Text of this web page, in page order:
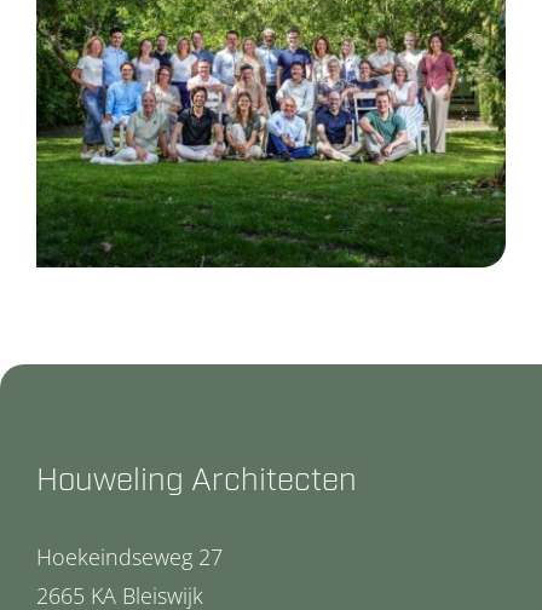
Houweling Architecten
Hoekeindseweg 27
2665 KA Bleiswijk